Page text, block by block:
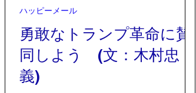
勇敢なトランプ革命に賛
同しよう (文：木村忠
義)
ハッピーメール